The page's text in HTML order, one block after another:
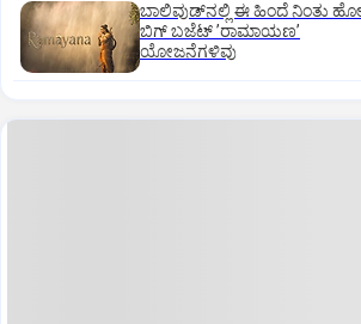
ಬಾಲಿವುಡ್‌ನಲ್ಲಿ ಈ ಹಿಂದೆ ನಿಂತು
ಬಿಗ್‌ ಬಜೆಟ್ ʼರಾಮಾಯಣʼ‌
ಯೋಜನೆಗಳಿವು